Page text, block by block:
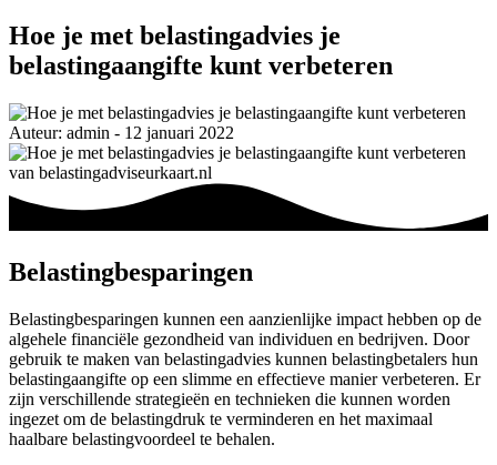
Hoe je met belastingadvies je
belastingaangifte kunt verbeteren
Auteur: admin - 12 januari 2022
Belastingbesparingen
Belastingbesparingen kunnen een aanzienlijke impact hebben op de
algehele financiële gezondheid van individuen en bedrijven. Door
gebruik te maken van belastingadvies kunnen belastingbetalers hun
belastingaangifte op een slimme en effectieve manier verbeteren. Er
zijn verschillende strategieën en technieken die kunnen worden
ingezet om de belastingdruk te verminderen en het maximaal
haalbare belastingvoordeel te behalen.